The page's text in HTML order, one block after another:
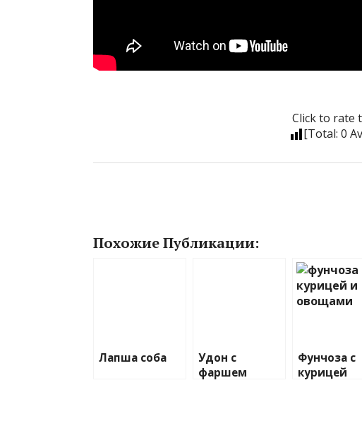
Click to rate
[Total: 0
Похожие Публикации:
Лапша соба
Удон с
фаршем
Фунчоза с
курицей